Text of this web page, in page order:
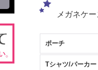
メガネケ
ポーチ
Tシャツ/パーカー